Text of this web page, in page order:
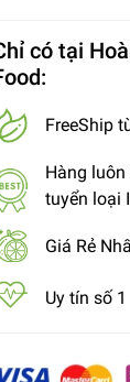
có tại
FreeShip
Hàng
tuyển loại I
Giá Rẻ
Uy tín số 1